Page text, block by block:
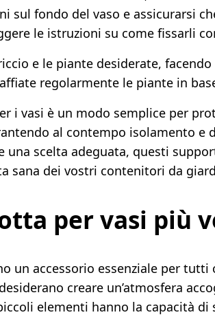
sul fondo del vaso e assicurarsi
le istruzioni su come fissarli
e le piante desiderate,
regolarmente le piante in
i vasi è un modo semplice per
al contempo isolamento e
una scelta adeguata, questi
sana dei vostri contenitori da
per vasi più
un accessorio essenziale per tutti
creare un’atmosfera
elementi hanno la capacità di